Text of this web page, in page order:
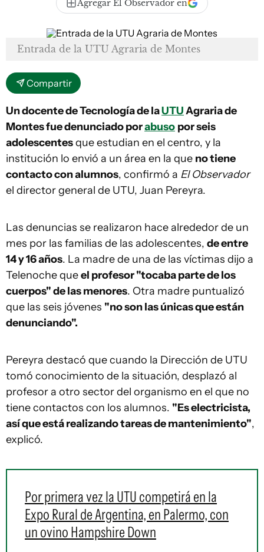
Agregar El Observador en
Entrada de la UTU Agraria de Montes
Compartir
Un docente de Tecnología de laUTUAgraria de
Montes fue denunciado porabuso por seis
adolescentesque estudian en el centro, y la
institución lo envió a un área en la que no tiene
contacto con alumnos, confirmó a El Observador
el director general de UTU, Juan Pereyra.
Las denuncias se realizaron hace alrededor de un
mes por las familias de las adolescentes, de entre
14 y 16 años. La madre de una de las víctimas dijo a
Telenoche queel profesor "tocaba parte de los
cuerpos" de las menores. Otra madre puntualizó
que las seis jóvenes "no son las únicas que están
denunciando".
Pereyra destacó que cuando la Dirección de UTU
tomó conocimiento de la situación, desplazó al
profesor a otro sector del organismo en el que no
tiene contactos con los alumnos. "Es electricista,
así que está realizando tareas de mantenimiento",
explicó.
Por primera vez la UTU competirá en la
Expo Rural de Argentina, en Palermo, con
un ovino Hampshire Down